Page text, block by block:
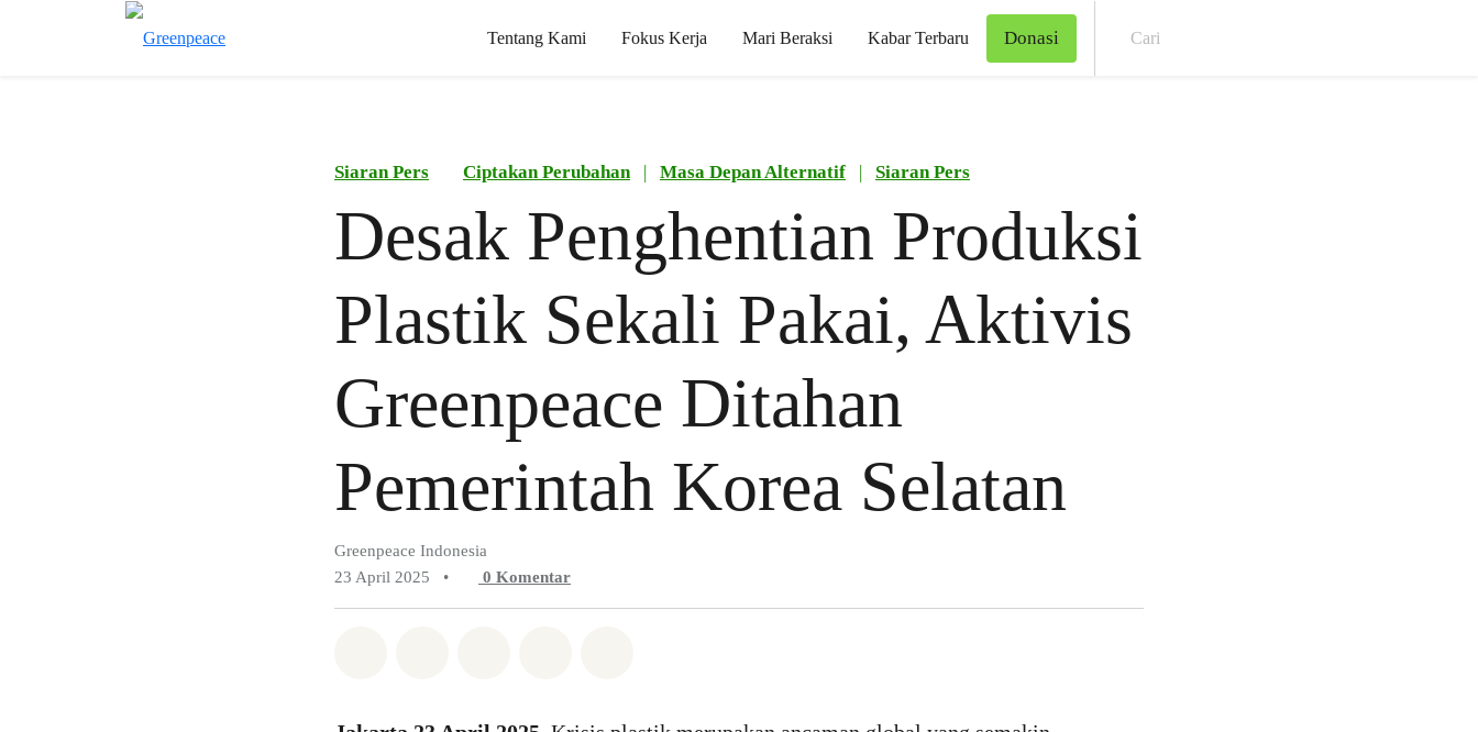
Tentang Kami Fokus Kerja Mari Beraksi Kabar Terbaru Donasi
Siaran Pers Ciptakan Perubahan | Masa Depan Alternatif | Siaran Pers
Desak Penghentian Produksi
Plastik Sekali Pakai, Aktivis
Greenpeace Ditahan
Pemerintah Korea Selatan
Greenpeace Indonesia
23 April 2025
• 0 Komentar